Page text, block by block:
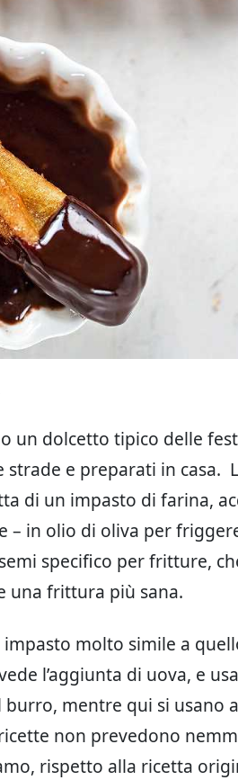
un dolcetto tipico delle
e preparati in casa.
di un impasto di farina,
in olio di oliva per
specifico per fritture,
una frittura più sana.
molto simile a
l’aggiunta di uova, e
mentre qui si usano
non prevedono
rispetto alla ricetta